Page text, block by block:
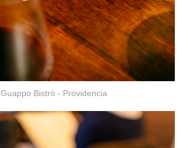
Guappo Bistró - Providencia